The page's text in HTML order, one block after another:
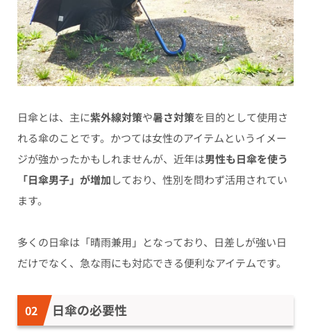
日傘とは、主に紫外線対策や暑さ対策を目的として使用さ
れる傘のことです。かつては女性のアイテムというイメー
ジが強かったかもしれませんが、近年は男性も日傘を使う
「日傘男子」が増加しており、性別を問わず活用されてい
ます。
多くの日傘は「晴雨兼用」となっており、日差しが強い日
だけでなく、急な雨にも対応できる便利なアイテムです。
日傘の必要性